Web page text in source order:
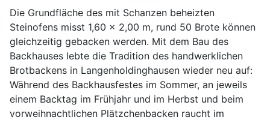
Die Grundfläche des mit Schanzen beheizten
Steinofens misst 1,60 x 2,00 m, rund 50 Brote können
gleichzeitig gebacken werden. Mit dem Bau des
Backhauses lebte die Tradition des handwerklichen
Brotbackens in Langenholdinghausen wieder neu auf:
Während des Backhausfestes im Sommer, an jeweils
einem Backtag im Frühjahr und im Herbst und beim
vorweihnachtlichen Plätzchenbacken raucht im